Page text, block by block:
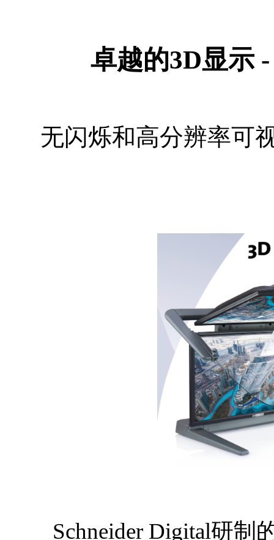
卓越的3D显示
无闪烁和高分辨率可
Schneider Digital研制